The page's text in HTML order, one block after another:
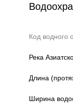
Код водного
Река
Длина
Ширина